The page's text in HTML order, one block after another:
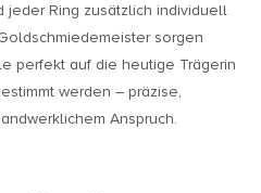
jeder Ring zusätzlich individuell
sorgen
perfekt auf die heutige Trägerin
werden – präzise,
Anspruch.